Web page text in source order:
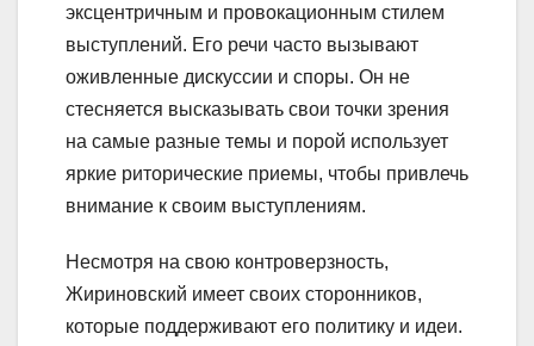
эксцентричным и провокационным стилем
выступлений. Его речи часто вызывают
оживленные дискуссии и споры. Он не
стесняется высказывать свои точки зрения
на самые разные темы и порой использует
яркие риторические приемы, чтобы привлечь
внимание к своим выступлениям.
Несмотря на свою контроверзность,
Жириновский имеет своих сторонников,
которые поддерживают его политику и идеи.